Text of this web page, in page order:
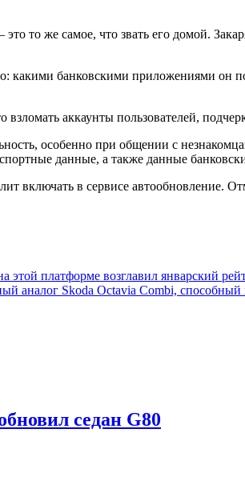
то же самое, что звать его домой.
какими банковскими приложениями он
аккаунты пользователей,
особенно при общении с
данные, а также данные
включать в сервисе автообновление.
этой платформе возглавил январский
аналог Skoda Octavia Combi, способный
седан G80